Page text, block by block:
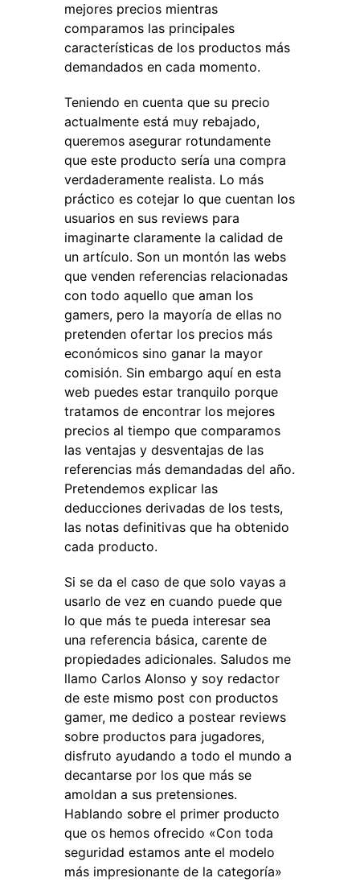
mejores precios mientras
comparamos las principales
características de los productos más
demandados en cada momento.
Teniendo en cuenta que su precio
actualmente está muy rebajado,
queremos asegurar rotundamente
que este producto sería una compra
verdaderamente realista. Lo más
práctico es cotejar lo que cuentan los
usuarios en sus reviews para
imaginarte claramente la calidad de
un artículo. Son un montón las webs
que venden referencias relacionadas
con todo aquello que aman los
gamers, pero la mayoría de ellas no
pretenden ofertar los precios más
económicos sino ganar la mayor
comisión. Sin embargo aquí en esta
web puedes estar tranquilo porque
tratamos de encontrar los mejores
precios al tiempo que comparamos
las ventajas y desventajas de las
referencias más demandadas del año.
Pretendemos explicar las
deducciones derivadas de los tests,
las notas definitivas que ha obtenido
cada producto.
Si se da el caso de que solo vayas a
usarlo de vez en cuando puede que
lo que más te pueda interesar sea
una referencia básica, carente de
propiedades adicionales. Saludos me
llamo Carlos Alonso y soy redactor
de este mismo post con productos
gamer, me dedico a postear reviews
sobre productos para jugadores,
disfruto ayudando a todo el mundo a
decantarse por los que más se
amoldan a sus pretensiones.
Hablando sobre el primer producto
que os hemos ofrecido «Con toda
seguridad estamos ante el modelo
más impresionante de la categoría»